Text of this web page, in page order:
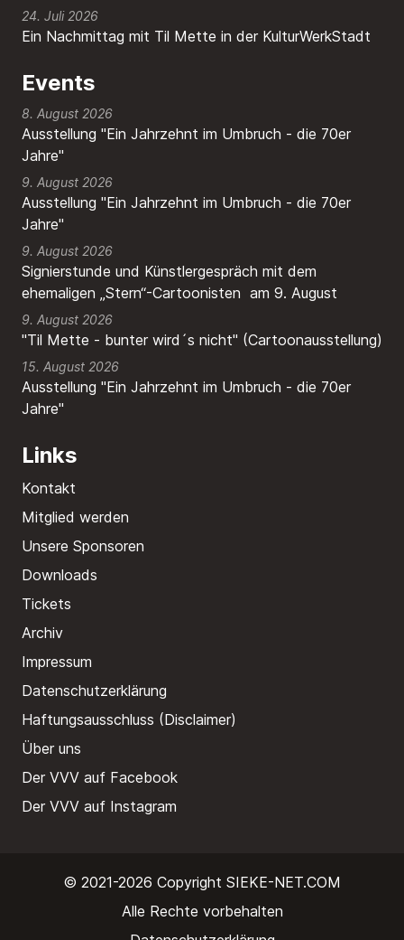
Ein Nachmittag mit Til Mette in der KulturWerkStadt
24. Juli 2026
Events
8. August 2026
Ausstellung "Ein Jahrzehnt im Umbruch - die 70er
Jahre"
9. August 2026
Ausstellung "Ein Jahrzehnt im Umbruch - die 70er
Jahre"
9. August 2026
Signierstunde und Künstlergespräch mit dem
ehemaligen „Stern“-Cartoonisten am 9. August
9. August 2026
"Til Mette - bunter wird´s nicht" (Cartoonausstellung)
15. August 2026
Ausstellung "Ein Jahrzehnt im Umbruch - die 70er
Jahre"
Links
Kontakt
Mitglied werden
Unsere Sponsoren
Downloads
Tickets
Archiv
Impressum
Datenschutzerklärung
Haftungsausschluss (Disclaimer)
Über uns
Der VVV auf Facebook
Der VVV auf Instagram
© 2021-2026 Copyright SIEKE-NET.COM
Alle Rechte vorbehalten